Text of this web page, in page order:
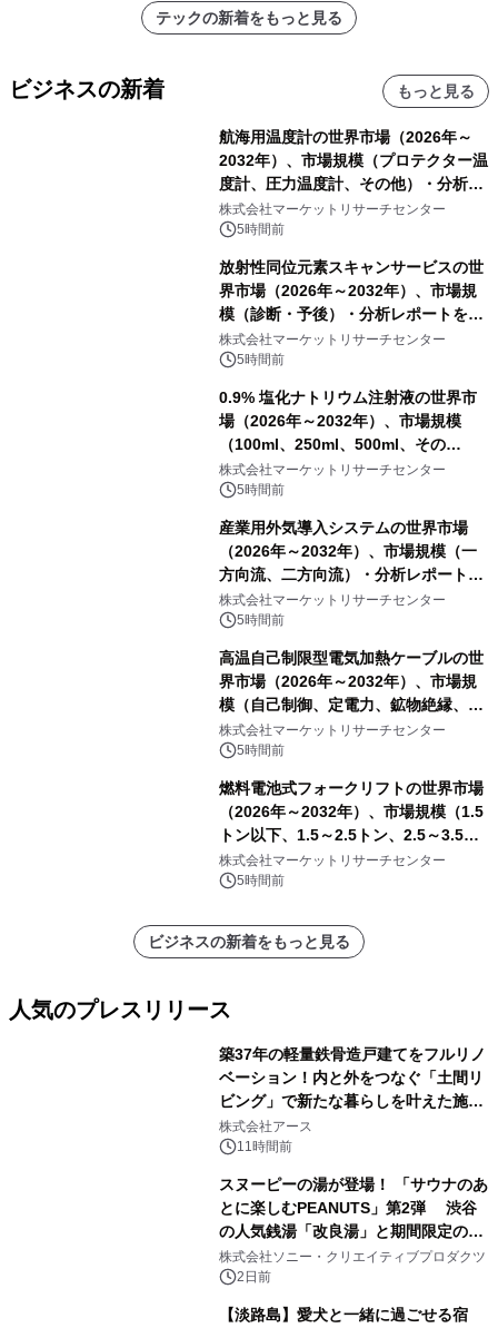
テックの新着をもっと見る
ビジネスの新着 もっと見る
航海用温度計の世界市場（2026年～
2032年）、市場規模（プロテクター温
度計、圧力温度計、その他）・分析レ
ポートを発表
株式会社マーケットリサーチセンター
5時間前
放射性同位元素スキャンサービスの世
界市場（2026年～2032年）、市場規
模（診断・予後）・分析レポートを発
表
株式会社マーケットリサーチセンター
5時間前
0.9% 塩化ナトリウム注射液の世界市
場（2026年～2032年）、市場規模
（100ml、250ml、500ml、その
他）・分析レポートを発表
株式会社マーケットリサーチセンター
5時間前
産業用外気導入システムの世界市場
（2026年～2032年）、市場規模（一
方向流、二方向流）・分析レポートを
発表
株式会社マーケットリサーチセンター
5時間前
高温自己制限型電気加熱ケーブルの世
界市場（2026年～2032年）、市場規
模（自己制御、定電力、鉱物絶縁、表
皮効果）・分析レポートを発表
株式会社マーケットリサーチセンター
5時間前
燃料電池式フォークリフトの世界市場
（2026年～2032年）、市場規模（1.5
トン以下、1.5～2.5トン、2.5～3.5ト
ン、3.5～5.0トン、その他）・分析レ
ポートを発表
株式会社マーケットリサーチセンター
5時間前
ビジネスの新着をもっと見る
人気のプレスリリース
築37年の軽量鉄骨造戸建てをフルリノ
ベーション！内と外をつなぐ「土間リ
ビング」で新たな暮らしを叶えた施工
事例を株式会社アースが公開
株式会社アース
11時間前
スヌーピーの湯が登場！ 「サウナのあ
とに楽しむPEANUTS」第2弾 渋谷
の人気銭湯「改良湯」と期間限定のコ
ラボレーション サウナイキタイコラ
ボグッズも発売決定！
株式会社ソニー・クリエイティブプロダクツ
2日前
【淡路島】愛犬と一緒に過ごせる宿